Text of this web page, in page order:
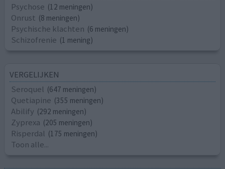
Psychose (12 meningen)
Onrust (8 meningen)
Psychische klachten (6 meningen)
Schizofrenie (1 mening)
VERGELIJKEN
Seroquel (647 meningen)
Quetiapine (355 meningen)
Abilify (292 meningen)
Zyprexa (205 meningen)
Risperdal (175 meningen)
Toon alle...